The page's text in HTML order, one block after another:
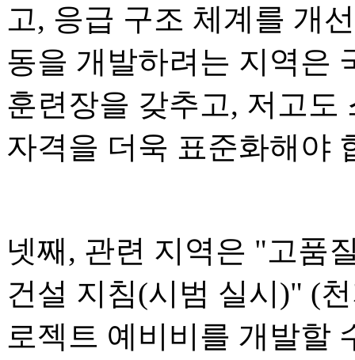
고, 응급 구조 체계를 개
동을 개발하려는 지역은
훈련장을 갖추고, 저고도
자격을 더욱 표준화해야
넷째, 관련 지역은 "고품
건설 지침(시범 실시)" (
로젝트 예비비를 개발할